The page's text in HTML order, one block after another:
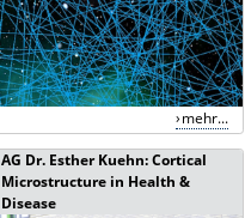
mehr...
AG Dr. Esther Kuehn: Cortical
Microstructure in Health &
Disease